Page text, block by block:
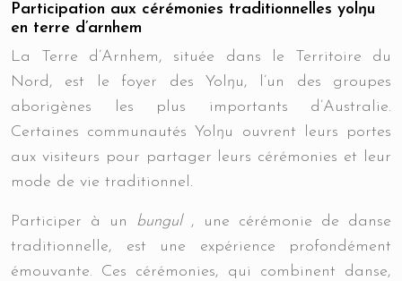
Participation aux cérémonies traditionnelles yolŋu
en terre d’arnhem
La Terre d’Arnhem, située dans le Territoire du
Nord, est le foyer des Yolŋu, l’un des groupes
aborigènes les plus importants d’Australie.
Certaines communautés Yolŋu ouvrent leurs portes
aux visiteurs pour partager leurs cérémonies et leur
mode de vie traditionnel.
Participer à un bungul , une cérémonie de danse
traditionnelle, est une expérience profondément
émouvante. Ces cérémonies, qui combinent danse,